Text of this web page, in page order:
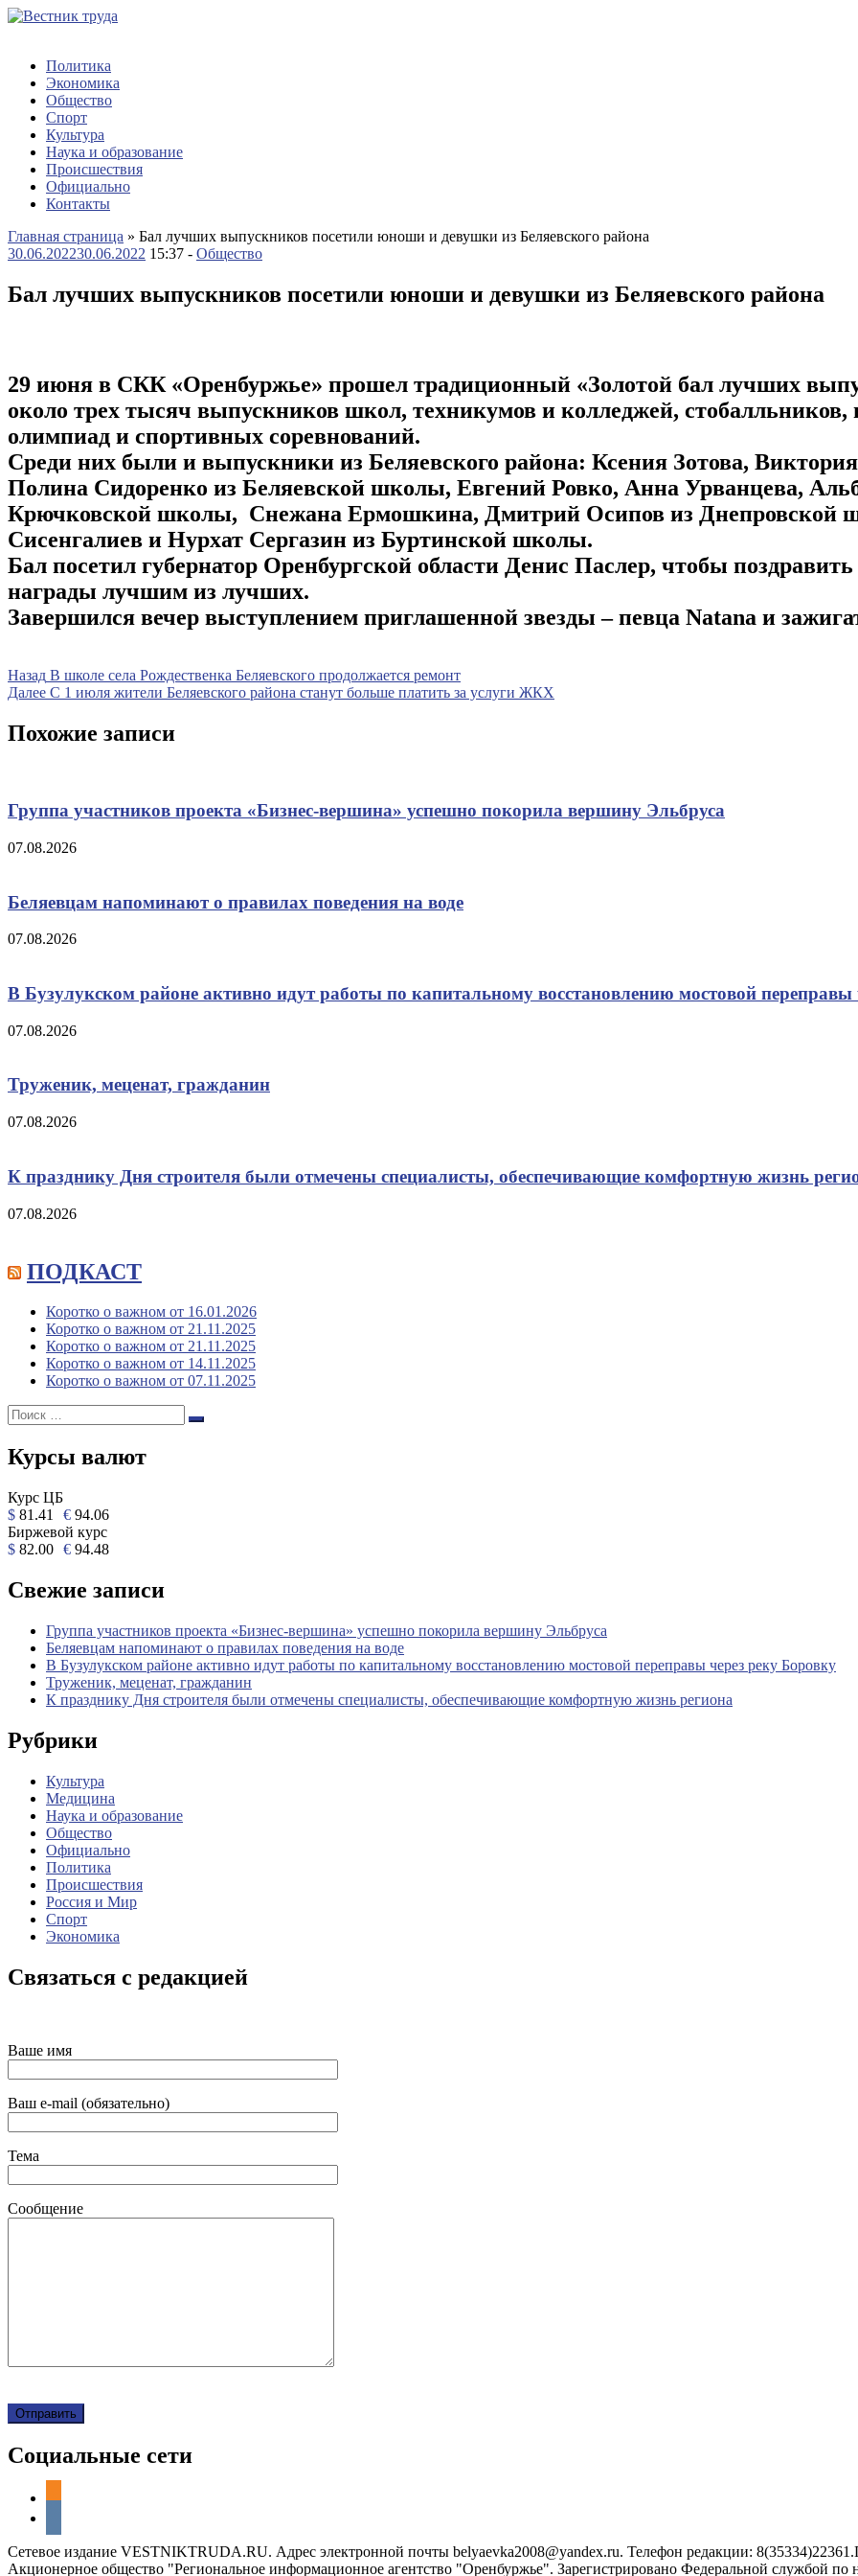
Политика
Экономика
Общество
Спорт
Культура
Наука и образование
Происшествия
Официально
Контакты
Главная страница » Бал лучших выпускников посетили юноши и девушки из Беляевского района
30.06.202230.06.2022 15:37 - Общество
Бал лучших выпускников посетили юноши и девушки из Беляевского района
29 июня в СКК «Оренбуржье» прошел традиционный «Золотой бал лучших
около трех тысяч выпускников школ, техникумов и колледжей, стобалльников,
олимпиад и спортивных соревнований.
Среди них были и выпускники из Беляевского района: Ксения Зотова,
Полина Сидоренко из Беляевской школы, Евгений Ровко, Анна Урванцева,
Крючковской школы, Снежана Ермошкина, Дмитрий Осипов из Днепровской
Сисенгалиев и Нурхат Сергазин из Буртинской школы.
Бал посетил губернатор Оренбургской области Денис Паслер, чтобы
награды лучшим из лучших.
Завершился вечер выступлением приглашенной звезды – певца Natanа и
Навигация
по
записям
Назад Предыдущая
запись
В школе села Рождественка Беляевского продолжается ремонт
Далее Следующая
С 1 июля жители Беляевского района станут больше платить за услуги ЖКХ
Похожие записи
Группа участников проекта «Бизнес‑вершина» успешно покорила вершину Эльбруса
07.08.2026
Беляевцам напоминают о правилах поведения на воде
07.08.2026
В Бузулукском районе активно идут работы по капитальному восстановлению мостовой переправы
07.08.2026
Труженик, меценат, гражданин
07.08.2026
К празднику Дня строителя были отмечены специалисты, обеспечивающие комфортную жизнь
07.08.2026
ПОДКАСТ
Коротко о важном от 16.01.2026
Коротко о важном от 21.11.2025
Коротко о важном от 21.11.2025
Коротко о важном от 14.11.2025
Коротко о важном от 07.11.2025
Поиск:
Поиск
Курсы валют
Курс ЦБ
$ 81.41 € 94.06
Биржевой курс
$ 82.00 € 94.48
Свежие записи
Группа участников проекта «Бизнес‑вершина» успешно покорила вершину Эльбруса
Беляевцам напоминают о правилах поведения на воде
В Бузулукском районе активно идут работы по капитальному восстановлению мостовой переправы через реку Боровку
Труженик, меценат, гражданин
К празднику Дня строителя были отмечены специалисты, обеспечивающие комфортную жизнь региона
Рубрики
Культура
Медицина
Наука и образование
Общество
Официально
Политика
Происшествия
Россия и Мир
Спорт
Экономика
Связаться с редакцией
Ваше имя
Ваш e-mail (обязательно)
Тема
Сообщение
Социальные сети
Сетевое издание VESTNIKTRUDA.RU. Адрес электронной почты belyaevka2008@yandex.ru. Телефон редакции:
Акционерное общество "Региональное информационное агентство "Оренбуржье". Зарегистрировано Федеральной службой по